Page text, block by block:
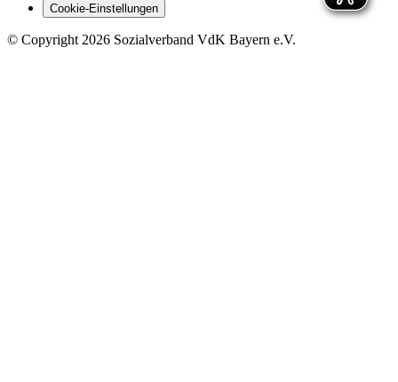
Cookie-Einstellungen
© Copyright 2026 Sozialverband VdK Bayern e.V.